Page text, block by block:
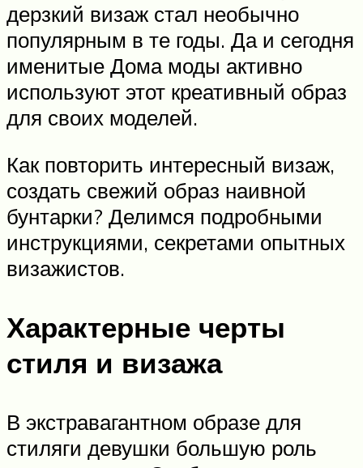
дерзкий визаж стал необычно
популярным в те годы. Да и сегодня
именитые Дома моды активно
используют этот креативный образ
для своих моделей.
Как повторить интересный визаж,
создать свежий образ наивной
бунтарки? Делимся подробными
инструкциями, секретами опытных
визажистов.
Характерные черты
стиля и визажа
В экстравагантном образе для
стиляги девушки большую роль